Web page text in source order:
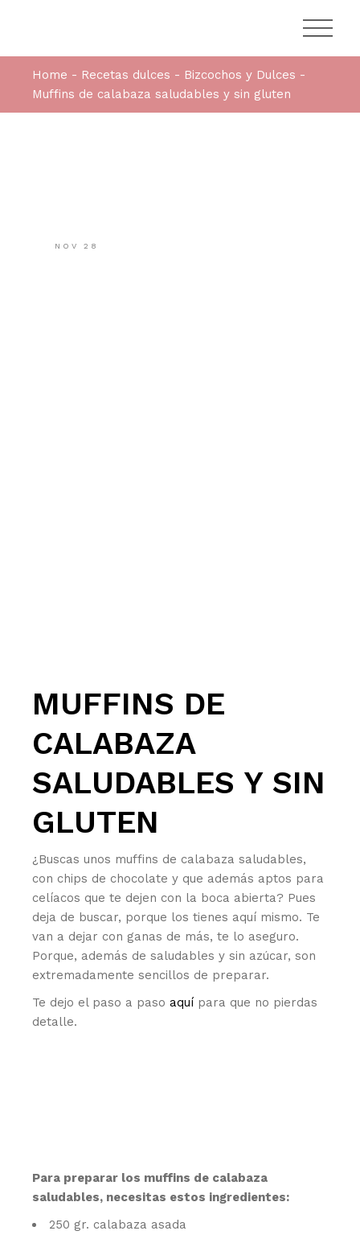
Home Recetas dulces
Bizcochos y Dulces
Muffins de calabaza saludables y sin gluten
NOV 28
MUFFINS DE
CALABAZA
SALUDABLES Y SIN
GLUTEN
¿Buscas unos muffins de calabaza saludables,
con chips de chocolate y que además aptos para
celíacos que te dejen con la boca abierta? Pues
deja de buscar, porque los tienes aquí mismo. Te
van a dejar con ganas de más, te lo aseguro.
Porque, además de saludables y sin azúcar, son
extremadamente sencillos de preparar.
Te dejo el paso a pasoaquí para que no pierdas
detalle.
Para preparar los muffins de calabaza
saludables, necesitas estos ingredientes:
250 gr. calabaza asada